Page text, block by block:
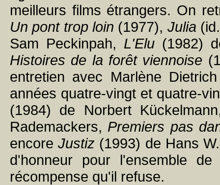
meilleurs films étrangers. On
Un pont trop loin (1977), Julia
Sam Peckinpah, L'Elu(1982)
Histoires de la forêt viennoise
entretien avec Marlène
années quatre-vingt et quatre-
(1984) de Norbert
Rademackers, Premiers pas
encoreJustiz (1993) de Hans
d'honneur pour l'ensemble
récompense qu'il refuse.